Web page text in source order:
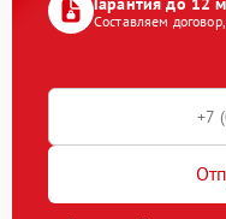
Составляем